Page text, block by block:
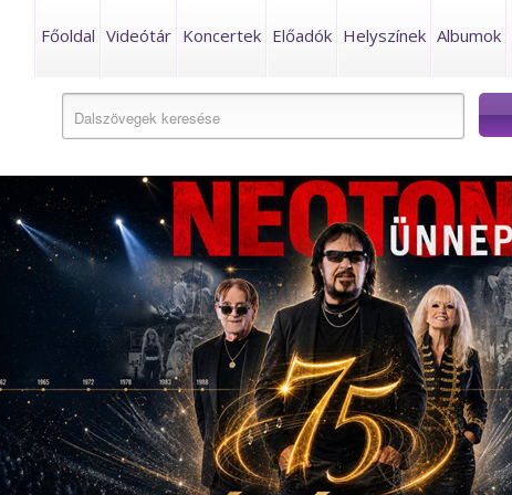
Főoldal Videótár Koncertek Előadók Helyszínek Albumok